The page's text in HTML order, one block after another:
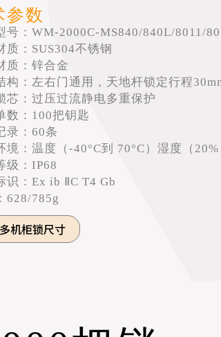
参数
号：WM-2000C-MS840/840L/8011/
质：SUS304不锈钢
质：锌合金
构：左右门通用，天地杆锁定行程
芯：过压过流静电多重保护
数：100把钥匙
录：60条
境：温度（-40°C到 70°C）湿度（
级：IP68
识：Ex ib ⅡC T4 Gb
628/785g
机柜锁尺寸